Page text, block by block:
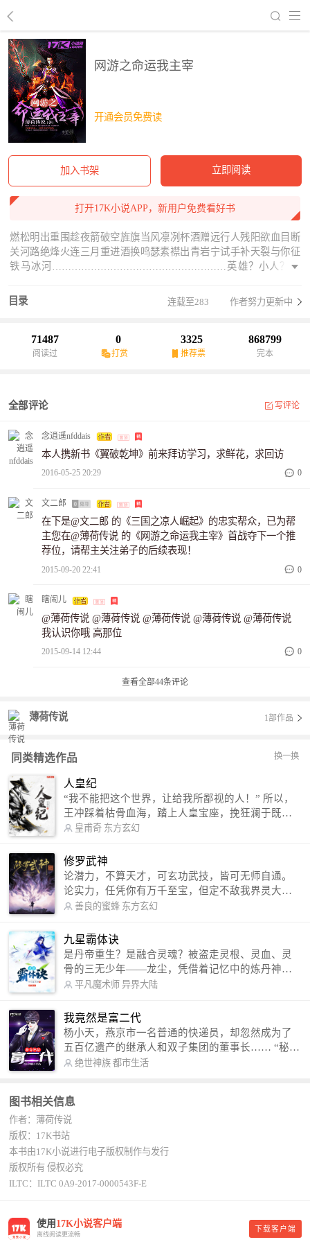
网游之命运我主宰
开通会员免费读
加入书架 立即阅读
打开17K小说APP，新用户免费看好书
燃松明出重围趁夜箭破空旌旗当风凛冽杯酒赠远行人残阳欲血目断
关河路绝烽火连三月重进酒换鸣瑟素襟出青岩宁试手补天裂与你征
铁马冰河………………………………………………英雄？小人？踏
是要我顺天命、待轮回吗？恐怕要让你失望了，我的爱人还在轮回
的一角等我，今日，我便逆天改命、踏碎轮回，从此，我命由我不
目录 连载至283 作者努力更新中
71487
阅读过
0
打赏
3325
推荐票
868799
完本
全部评论 写评论
念逍遥nfddais
本人携新书《翼破乾坤》前来拜访学习，求鲜花，求回访
2016-05-25 20:29 0
文二郎
在下是@文二郎 的《三国之凉人崛起》的忠实帮众，已为帮
主您在@薄荷传说 的《网游之命运我主宰》首战夺下一个推
荐位，请帮主关注弟子的后续表现！
2015-09-20 22:41 0
瞎闹儿
@薄荷传说 @薄荷传说 @薄荷传说 @薄荷传说 @薄荷传说
我认识你哦 高那位
2015-09-14 12:44 0
查看全部44条评论
薄荷传说 1部作品
同类精选作品 换一换
人皇纪
“我不能把这个世界，让给我所鄙视的人！” 所以，
王冲踩着枯骨血海，踏上人皇宝座，挽狂澜于既
倒，扶大厦之将倾，成就了一段无上的传说！ 微信
微博：皇甫奇（地址：http://weibo.com/u/25284575
87） QQ交流群：320238210【普通群】 574501330
【VIP订阅群】 欢迎大家关注。
皇甫奇 东方玄幻
修罗武神
论潜力，不算天才，可玄功武技，皆可无师自通。
论实力，任凭你有万千至宝，但定不敌我界灵大
军。 我是谁？天下众生视我为修罗，却不知，我以
信公众号：善良的蜜蜂后援会）
善良的蜜蜂 东方玄幻
九星霸体诀
是丹帝重生？是融合灵魂？被盗走灵根、灵血、灵
骨的三无少年——龙尘，凭借着记忆中的炼丹神
术，修行神秘功法九星霸体诀，拨开重重迷雾，解
勾搭各色美女，镇压恶鬼邪神。 江湖传闻：龙
尘一到，地吼天啸。龙尘一出，鬼泣神哭。 本
故事纯属虚构，如有雷同，那就是真事儿，想要对
号入座，抓紧时间进群：487963015 微信公众号：
平凡魔术师,或者搜索：pingfanmoshushi1982,公众
平凡魔术师 异界大陆
我竟然是富二代
杨小天，燕京市一名普通的快递员，却忽然成为了
五百亿遗产的继承人和双子集团的董事长…… “秘
书，给我定制一套百亿富翁的吃喝住行标准！” “好
呢？” “回杨总，开车太堵，已经给你安排了直升
机。” 从此，开启杨小天的百亿富翁之旅，只有他不
敢想的，没有秘书办不到的。
绝世神族 都市生活
图书相关信息
作者：薄荷传说
版权：17K书站
本书由17K小说进行电子版权制作与发行
版权所有 侵权必究
ILTC：ILTC 0A9-2017-0000543F-E
使用 17K小说客户端
离线阅读更流畅
下载客户端